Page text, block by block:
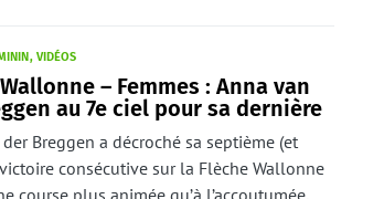
VIDÉOS
– Femmes : Anna van
au 7e ciel pour sa dernière
Breggen a décroché sa septième (et
consécutive sur la Flèche Wallonne
course plus animée qu’à l’accoutumée.